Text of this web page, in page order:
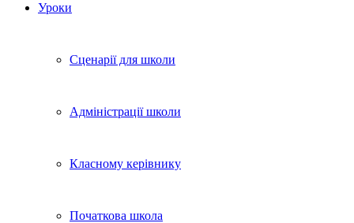
Уроки
Сценарії для школи
Адміністрації школи
Класному керівнику
Початкова школа